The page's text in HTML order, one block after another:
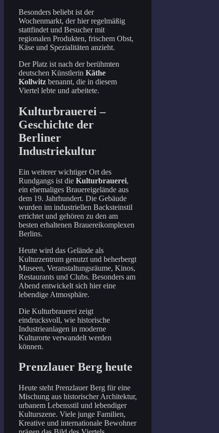
Besonders beliebt ist der
Wochenmarkt, der hier regelmäßig
stattfindet und Besucher mit
regionalen Produkten, frischem Obst,
Käse und Spezialitäten anzieht.
Der Platz ist nach der berühmten
deutschen Künstlerin Käthe
Kollwitz benannt, die in diesem
Viertel lebte und arbeitete.
Kulturbrauerei –
Geschichte der
Berliner
Industriekultur
Ein weiterer wichtiger Ort des
Rundgangs ist die Kulturbrauerei,
ein ehemaliges Brauereigelände aus
dem 19. Jahrhundert. Die Gebäude
wurden im industriellen Backsteinstil
errichtet und gehören zu den am
besten erhaltenen Brauereikomplexen
Berlins.
Heute wird das Gelände als
Kulturzentrum genutzt und beherbergt
Museen, Veranstaltungsräume, Kinos,
Restaurants und Clubs. Besonders am
Abend entwickelt sich hier eine
lebendige Atmosphäre.
Die Kulturbrauerei zeigt
eindrucksvoll, wie historische
Industrieanlagen in moderne
Kulturorte verwandelt werden
können.
Prenzlauer Berg heute
Heute steht Prenzlauer Berg für eine
Mischung aus historischer Architektur,
urbanem Lebensstil und lebendiger
Kulturszene. Viele junge Familien,
Kreative und internationale Bewohner